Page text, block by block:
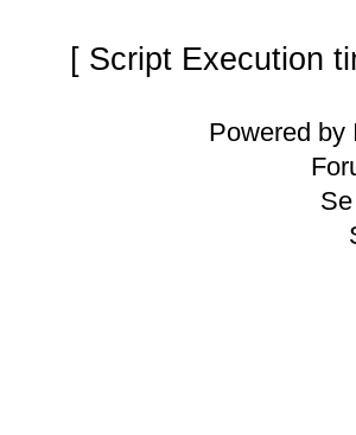
[ Script Execution
Powered